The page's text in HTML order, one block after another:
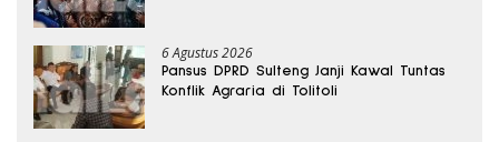
6 Agustus 2026
Pansus DPRD Sulteng Janji Kawal Tuntas
Konflik Agraria di Tolitoli